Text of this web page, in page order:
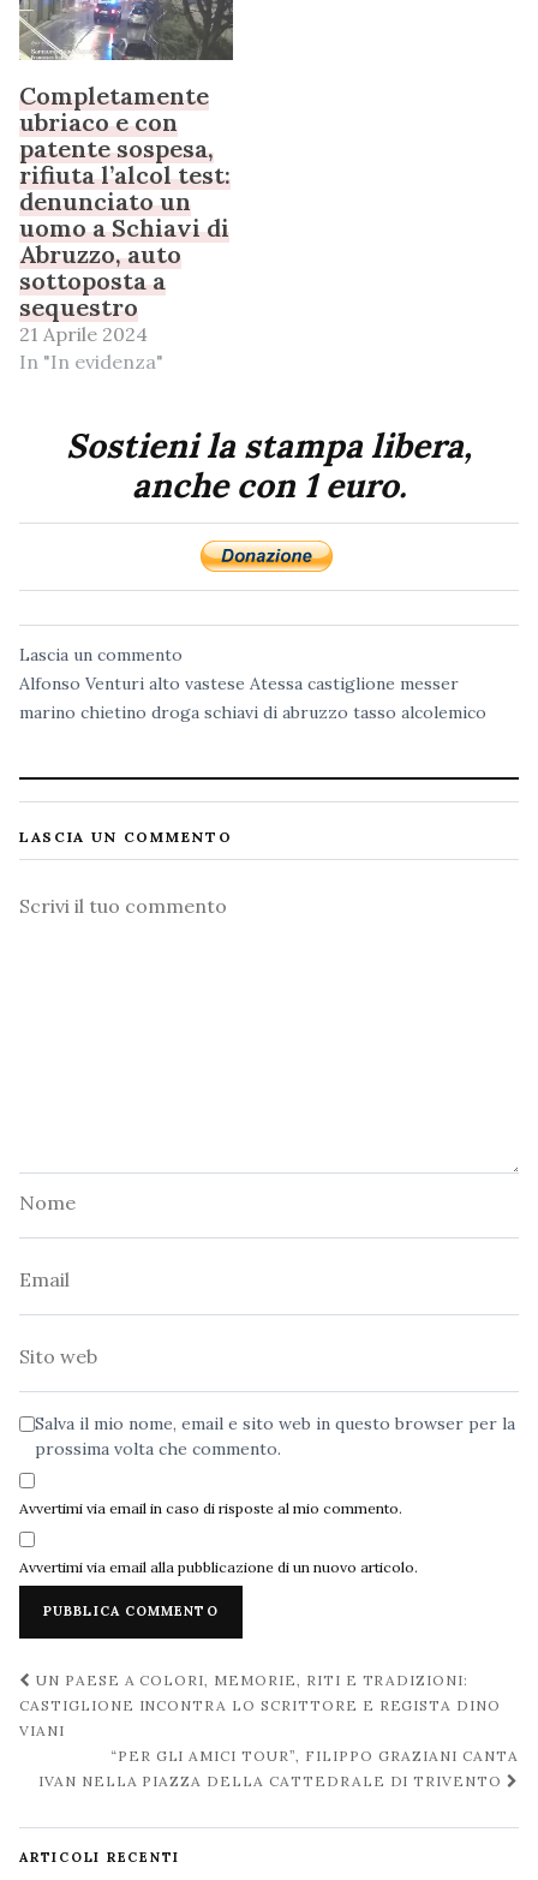
Completamente
ubriaco e con
patente sospesa,
rifiuta l’alcol test:
denunciato un
uomo a Schiavi di
Abruzzo, auto
sottoposta a
sequestro
21 Aprile 2024
In "In evidenza"
Sostieni la stampa libera,
anche con 1 euro.
Lascia un commento
Alfonso Venturi alto vastese Atessa castiglione messer
marino chietino droga schiavi di abruzzo tasso alcolemico
LASCIA UN COMMENTO
Commento
Salva il mio nome, email e sito web in questo browser per la
prossima volta che commento.
Avvertimi via email in caso di risposte al mio commento.
Avvertimi via email alla pubblicazione di un nuovo articolo.
Navigazione
post
UN PAESE A COLORI, MEMORIE, RITI E TRADIZIONI:
CASTIGLIONE INCONTRA LO SCRITTORE E REGISTA DINO
VIANI
“PER GLI AMICI TOUR”, FILIPPO GRAZIANI CANTA
IVAN NELLA PIAZZA DELLA CATTEDRALE DI TRIVENTO
ARTICOLI RECENTI